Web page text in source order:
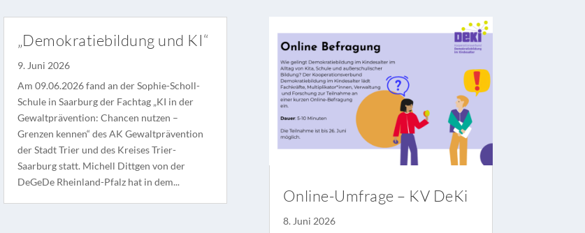
„Demokratiebildung und KI“
9. Juni 2026
Am 09.06.2026 fand an der Sophie-Scholl-
Schule in Saarburg der Fachtag „KI in der
Gewaltprävention: Chancen nutzen –
Grenzen kennen“ des AK Gewaltprävention
der Stadt Trier und des Kreises Trier-
Saarburg statt. Michell Dittgen von der
DeGeDe Rheinland-Pfalz hat in dem...
Online-Umfrage – KV DeKi
8. Juni 2026